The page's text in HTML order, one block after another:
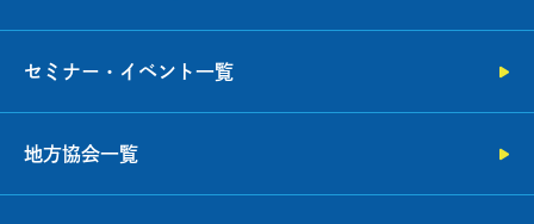
セミナー・イベント一覧
地方協会一覧